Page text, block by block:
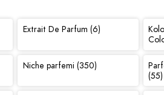
Extrait De Parfum (6)
Niche parfemi (350)
(55)